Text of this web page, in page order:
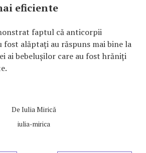
eficiente
faptul că anticorpii
fost alăptați au răspuns mai bine la
ai bebelușilor care au fost hrăniți
De Iulia Mirică
iulia-mirica